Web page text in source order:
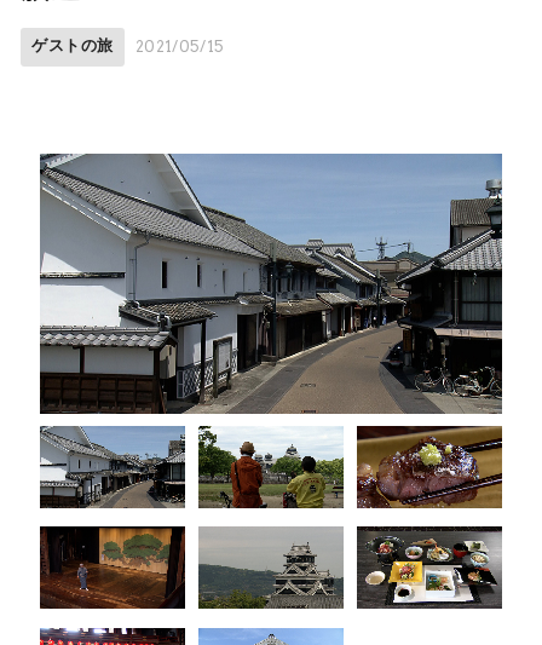
ゲストの旅 2021/05/15